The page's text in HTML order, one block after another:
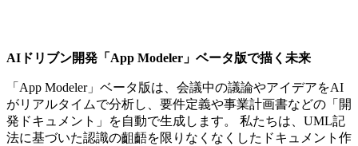
AIドリブン開発「App Modeler」ベータ版で描く未来
「App Modeler」ベータ版は、会議中の議論やアイデアをAI
がリアルタイムで分析し、要件定義や事業計画書などの「開
発ドキュメント」を自動で生成します。 私たちは、UML記
法に基づいた認識の齟齬を限りなくなくしたドキュメント作